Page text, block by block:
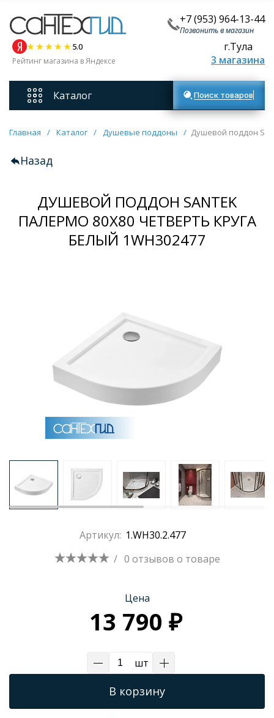
+7 (953) 964-13-44
Позвонить в магазин
5.0
Рейтинг магазина в Яндексе
г.Тула
3 магазина
Каталог
Смесители
Унитазы
Мебель для ванных комнат
Ванны
Душевые кабины
Полотенцесушители
Аксессуары для ванных комнат
Душевые поддоны
Трапы для душевых
Поиск товаров
Главная / Каталог / Душевые поддоны / Душевой поддон
Назад
ДУШЕВОЙ ПОДДОН SANTEK
ПАЛЕРМО 80Х80 ЧЕТВЕРТЬ КРУГА
БЕЛЫЙ 1WH302477
Артикул: 1.WH30.2.477
/ 0 отзывов о товаре
Цена
13 790 ₽
шт
В корзину